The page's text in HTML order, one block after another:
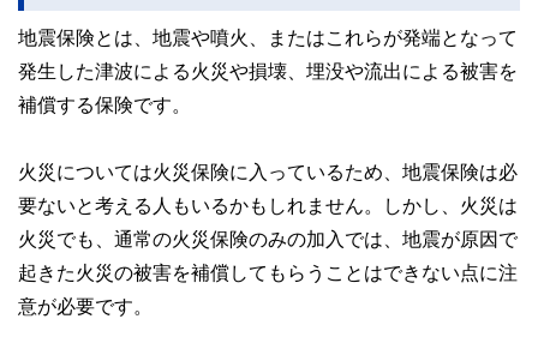
をわかりやすく発信している点です。
執筆者・監修者による執筆体制を築くことで、内容のわかり
やすさはもちろんのこと、読み応えのあるコンテンツと確か
な情報発信を実現しています。
私たちは、快適でより良い生活のアイデアを提供するお金の
コンシェルジュを目指します。
地震保険とは、地震や噴火、またはこれらが発端となって
発生した津波による火災や損壊、埋没や流出による被害を
補償する保険です。
火災については火災保険に入っているため、地震保険は必
要ないと考える人もいるかもしれません。しかし、火災は
火災でも、通常の火災保険のみの加入では、地震が原因で
起きた火災の被害を補償してもらうことはできない点に注
意が必要です。